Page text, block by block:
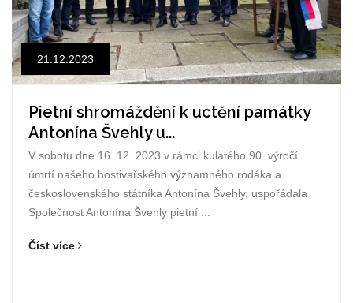
21.12.2023
Pietní shromáždění k uctění památky
Antonína Švehly u...
V sobotu dne 16. 12. 2023 v rámci kulatého 90. výročí
úmrtí našeho hostivařského významného rodáka a
československého státníka Antonína Švehly, uspořádala
Společnost Antonína Švehly pietní ...
Číst více